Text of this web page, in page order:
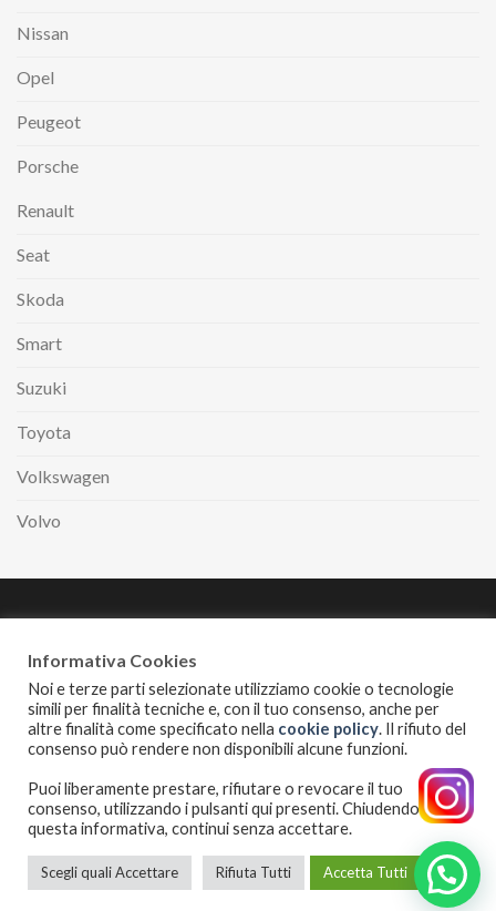
Nissan
Opel
Peugeot
Porsche
Renault
Seat
Skoda
Smart
Suzuki
Toyota
Volkswagen
Volvo
a rate con
INFORMATIVA PRIVACY COOKIES POLICY
I servizi erogati alle auto sono puramente indicativi. Disponibilità
possono variare al variare dei modelli. Le immagini sono
puramente illustrative.
Copyright 2026 ©
| P.Iva:
07109310636 | Via Passariello 185, 80038 Pomigliano D’Arco (NA)
Telefono: 0818842474 | Mobile: 3398883203
Informativa Cookies
Noi e terze parti selezionate utilizziamo cookie o tecnologie
simili per finalità tecniche e, con il tuo consenso, anche per
altre finalità come specificato nella cookie policy. Il rifiuto del
consenso può rendere non disponibili alcune funzioni.
Puoi liberamente prestare, rifiutare o revocare il tuo
consenso, utilizzando i pulsanti qui presenti. Chiudendo
questa informativa, continui senza accettare.
Scegli quali Accettare Rifiuta Tutti Accetta Tutti